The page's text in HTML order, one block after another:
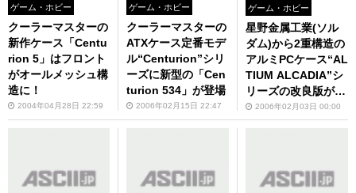
ゲーム・ホビー
クーラーマスターの
新作ケース「Centu
rion 5」はフロント
がオールメッシュ構
造に！
2004年04月28日 22:59
ゲーム・ホビー
クーラーマスターの
ATXケース定番モデ
ル“Centurion”シリ
ーズに新型の「Cen
turion 534」が登場
2006年02月15日 22:47
ゲーム・ホビー
星野金属工業(ソル
ダム)から2重構造の
アルミPCケース“AL
TIUM ALCADIA”シ
リーズの改良版が
続々登場予定!
2006年02月03日 00:00